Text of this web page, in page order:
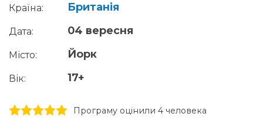
Країна: Британія
Дата: 04 вересня
Місто: Йорк
Вік: 17+
5 stars
4 stars
3 stars
2 stars
1 stars Програму оцінили 4 человекa